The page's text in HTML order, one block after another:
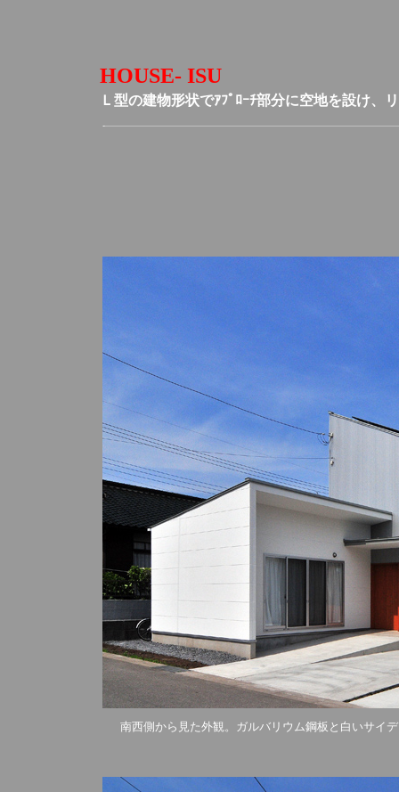
HOUSE- ISU
Ｌ型の建物形状でｱﾌﾟﾛｰﾁ部分に空地を設け
南西側から見た外観。ガルバリウム鋼板と白いサイ